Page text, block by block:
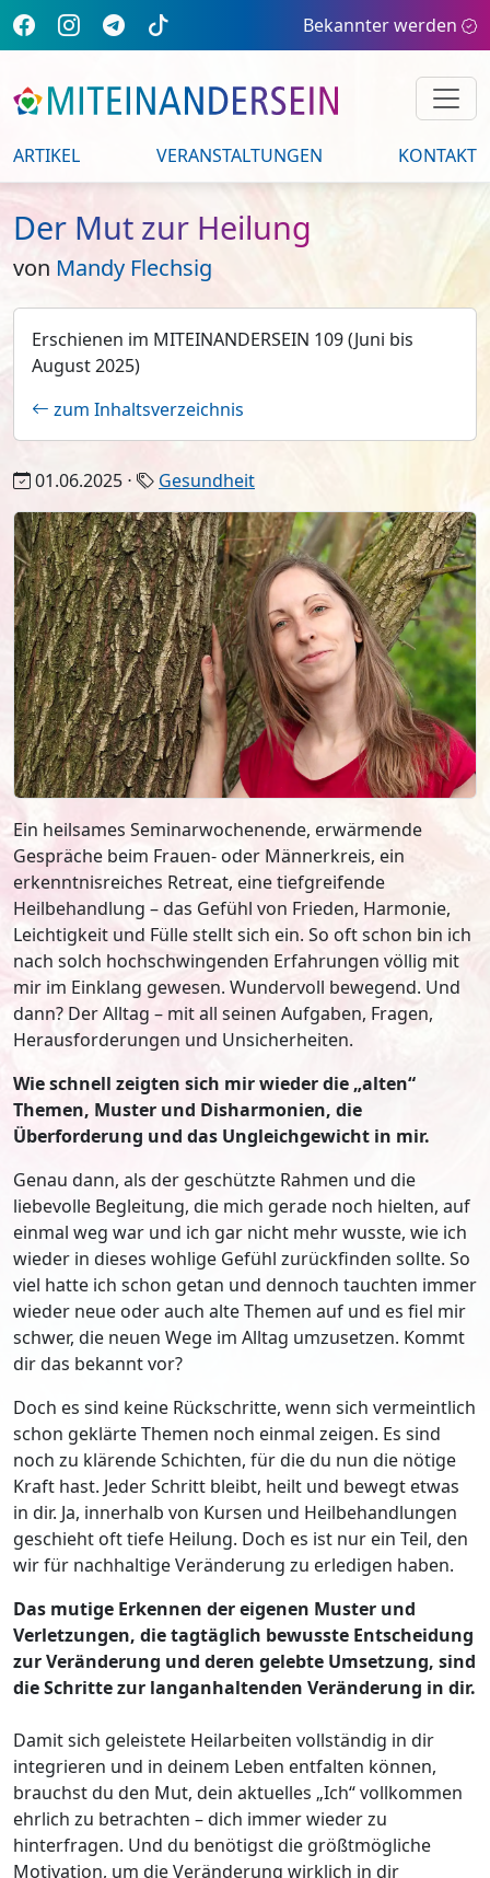
Bekannter werden
ARTIKEL VERANSTALTUNGEN KONTAKT
Der Mut zur Heilung
von Mandy Flechsig
Erschienen im MITEINANDERSEIN 109 (Juni bis
August 2025)
zum Inhaltsverzeichnis
01.06.2025 ⋅ Gesundheit
Ein heilsames Seminarwochenende, erwärmende
Gespräche beim Frauen- oder Männerkreis, ein
erkenntnisreiches Retreat, eine tiefgreifende
Heilbehandlung – das Gefühl von Frieden, Harmonie,
Leichtigkeit und Fülle stellt sich ein. So oft schon bin ich
nach solch hochschwingenden Erfahrungen völlig mit
mir im Einklang gewesen. Wundervoll bewegend. Und
dann? Der Alltag – mit all seinen Aufgaben, Fragen,
Herausforderungen und Unsicherheiten.
Wie schnell zeigten sich mir wieder die „alten“
Themen, Muster und Disharmonien, die
Überforderung und das Ungleichgewicht in mir.
Genau dann, als der geschützte Rahmen und die
liebevolle Begleitung, die mich gerade noch hielten, auf
einmal weg war und ich gar nicht mehr wusste, wie ich
wieder in dieses wohlige Gefühl zurückfinden sollte. So
viel hatte ich schon getan und dennoch tauchten immer
wieder neue oder auch alte Themen auf und es fiel mir
schwer, die neuen Wege im Alltag umzusetzen. Kommt
dir das bekannt vor?
Doch es sind keine Rückschritte, wenn sich vermeintlich
schon geklärte Themen noch einmal zeigen. Es sind
noch zu klärende Schichten, für die du nun die nötige
Kraft hast. Jeder Schritt bleibt, heilt und bewegt etwas
in dir. Ja, innerhalb von Kursen und Heilbehandlungen
geschieht oft tiefe Heilung. Doch es ist nur ein Teil, den
wir für nachhaltige Veränderung zu erledigen haben.
Das mutige Erkennen der eigenen Muster und
Verletzungen, die tagtäglich bewusste Entscheidung
zur Veränderung und deren gelebte Umsetzung, sind
die Schritte zur langanhaltenden Veränderung in dir.
Damit sich geleistete Heilarbeiten vollständig in dir
integrieren und in deinem Leben entfalten können,
brauchst du den Mut, dein aktuelles „Ich“ vollkommen
ehrlich zu betrachten – dich immer wieder zu
hinterfragen. Und du benötigst die größtmögliche
Motivation, um die Veränderung wirklich in dir